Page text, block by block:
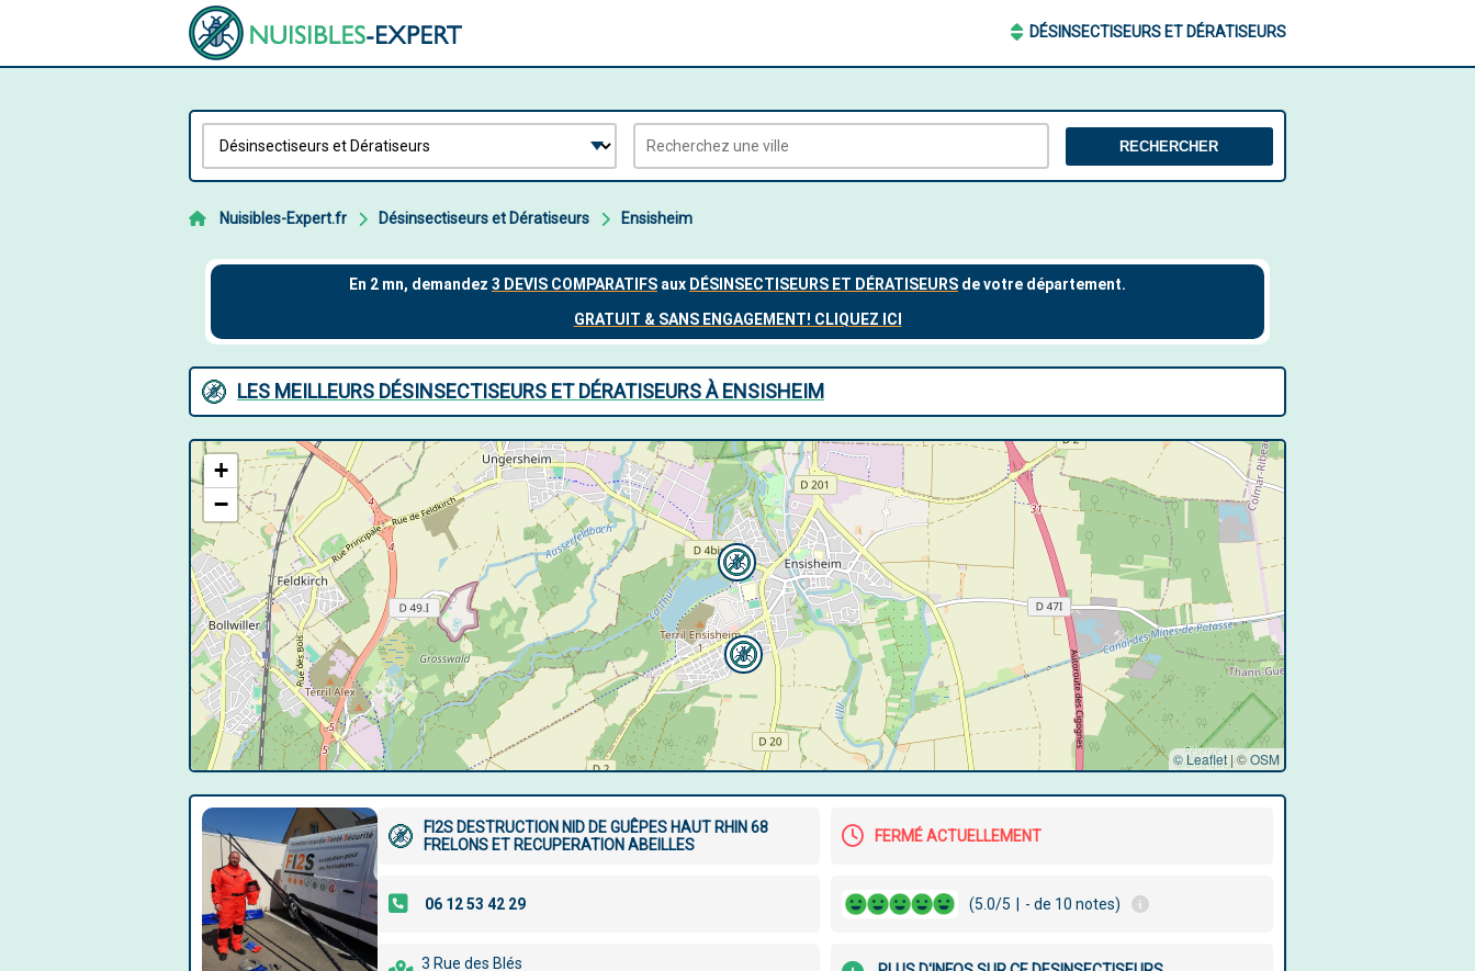
DÉSINSECTISEURS ET DÉRATISEURS
RECHERCHER
Nuisibles-Expert.fr Désinsectiseurs et Dératiseurs Ensisheim
LES MEILLEURS DÉSINSECTISEURS ET DÉRATISEURS À ENSISHEIM
+
−
© Leaflet |©OSM
FI2S DESTRUCTION NID DE GUÊPES HAUT RHIN 68
FRELONS ET RECUPERATION ABEILLES
FERMÉ ACTUELLEMENT
(5.0/5 - de 10 notes)
3 Rue des Blés